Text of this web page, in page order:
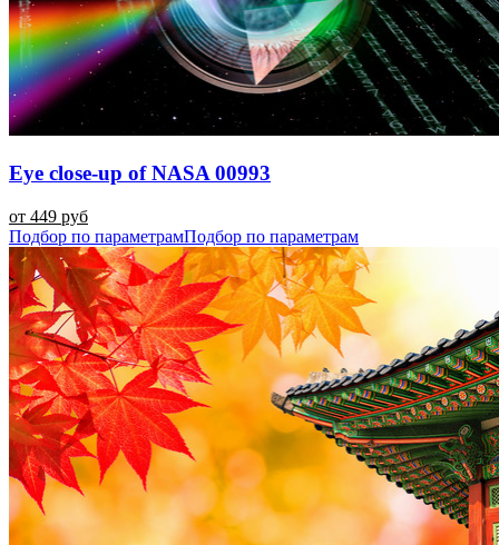
Eye close-up of NASA 00993
от 449 руб
Подбор по параметрамПодбор по параметрам